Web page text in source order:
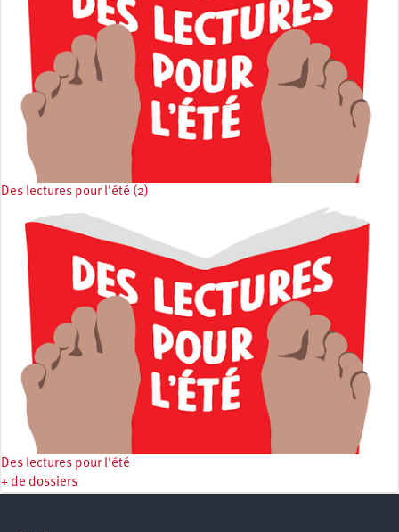
Des lectures pour l'été (2)
Des lectures pour l'été
+ de dossiers